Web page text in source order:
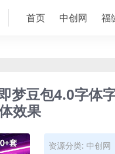
首页 中创网 福
即梦豆包4.0字
效果
资源分类: 中创网